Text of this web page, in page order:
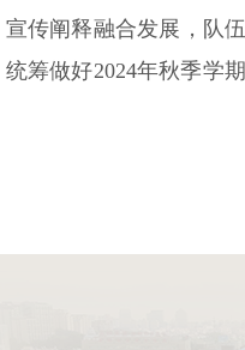
传阐释融合发展，队
筹做好2024年秋季学